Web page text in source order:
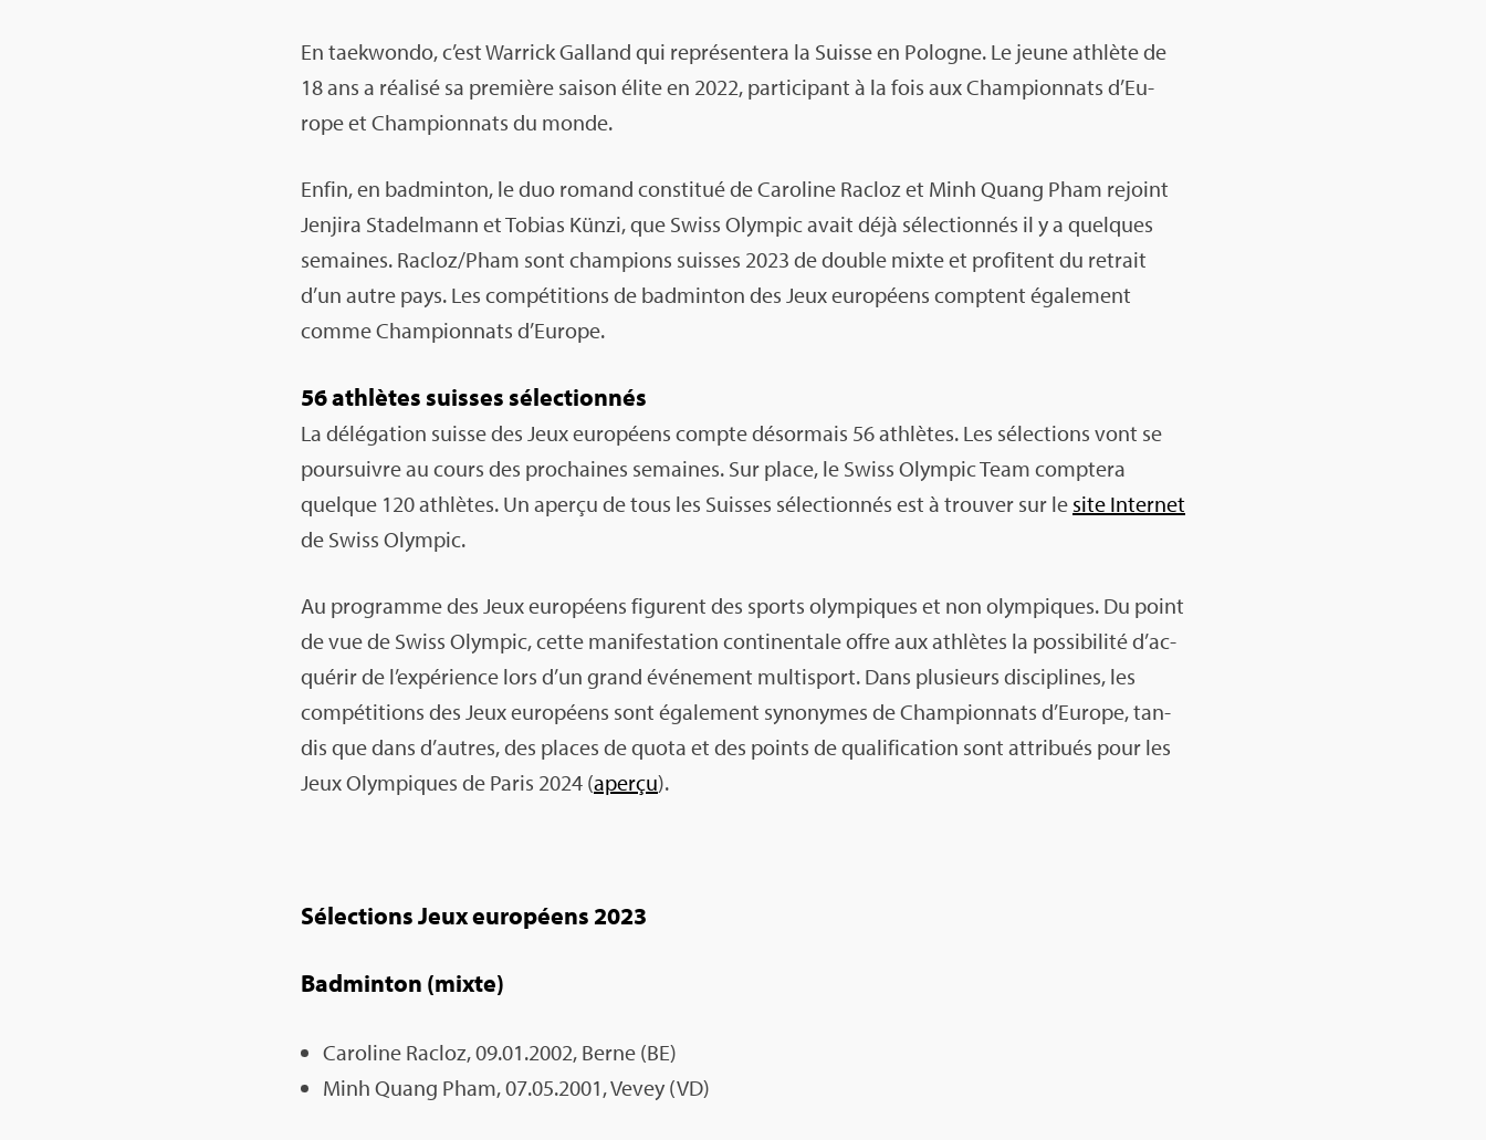
En taek­wondo, c’est War­rick Gal­land qui repré­sen­tera la Suisse en Pologne. Le jeune ath­lète de
18 ans a réa­lisé sa pre­mière sai­son élite en 2022, par­ti­ci­pant à la fois aux Cham­pion­nats d’Eu­
rope et Cham­pion­nats du monde.
Enfin, en bad­min­ton, le duo romand consti­tué de Caro­line Racloz et Minh Quang Pham rejoint
Jen­jira Sta­del­mann et Tobias Künzi, que Swiss Olym­pic avait déjà sélec­tion­nés il y a quelques
semaines. Racloz/Pham sont cham­pions suisses 2023 de double mixte et pro­fitent du retrait
d’un autre pays. Les com­pé­ti­tions de bad­min­ton des Jeux euro­péens comptent éga­le­ment
comme Cham­pion­nats d’Eu­rope.
56 ath­lètes suisses sélec­tion­nés
La délé­ga­tion suisse des Jeux euro­péens compte désor­mais 56 ath­lètes. Les sélec­tions vont se
pour­suivre au cours des pro­chaines semaines. Sur place, le Swiss Olym­pic Team comp­tera
quelque 120 ath­lètes. Un aperçu de tous les Suisses sélec­tion­nés est à trou­ver sur le site Inter­net
de Swiss Olym­pic.
Au pro­gramme des Jeux euro­péens figurent des sports olym­piques et non olym­piques. Du point
de vue de Swiss Olym­pic, cette mani­fes­ta­tion conti­nen­tale offre aux ath­lètes la pos­si­bi­lité d’ac­
qué­rir de l’ex­pé­rience lors d’un grand évé­ne­ment mul­ti­sport. Dans plu­sieurs dis­ci­plines, les
com­pé­ti­tions des Jeux euro­péens sont éga­le­ment syno­nymes de Cham­pion­nats d’Eu­rope, tan­
dis que dans d’autres, des places de quota et des points de qua­li­fi­ca­tion sont attri­bués pour les
Jeux Olym­piques de Paris 2024 (aperçu).
Sélec­tions Jeux euro­péens 2023
Bad­min­ton (mixte)
Caro­line Racloz, 09.01.2002, Berne (BE)
Minh Quang Pham, 07.05.2001, Vevey (VD)